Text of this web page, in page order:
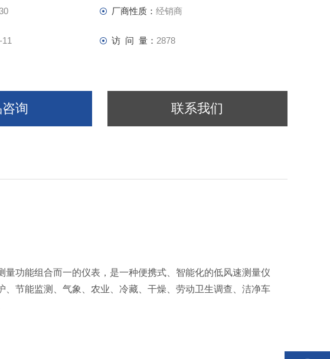
厂商性质： 经销商
访 问 量： 2878
询 联系我们
功能组合而一的仪表，是一种便携式、智能化的低风速测量仪
节能监测、气象、农业、冷藏、干燥、劳动卫生调查、洁净车